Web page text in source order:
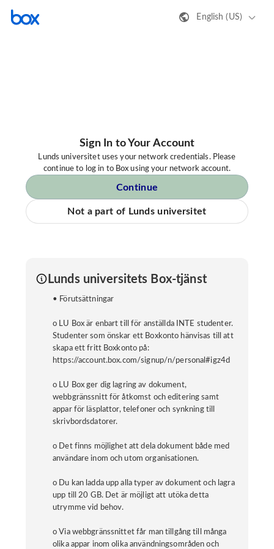
English (US)
Sign In to Your Account
Lunds universitet uses your network credentials. Please
continue to log in to Box using your network account.
Continue
Not a part of Lunds universitet
Lunds universitets Box-tjänst
• Förutsättningar
o LU Box är enbart till för anställda INTE studenter.
Studenter som önskar ett Boxkonto hänvisas till att
skapa ett fritt Boxkonto på:
https://account.box.com/signup/n/personal#igz4d
o LU Box ger dig lagring av dokument,
webbgränssnitt för åtkomst och editering samt
appar för läsplattor, telefoner och synkning till
skrivbordsdatorer.
o Det finns möjlighet att dela dokument både med
användare inom och utom organisationen.
o Du kan ladda upp alla typer av dokument och lagra
upp till 20 GB. Det är möjligt att utöka detta
utrymme vid behov.
o Via webbgränssnittet får man tillgång till många
olika appar inom olika användningsområden och